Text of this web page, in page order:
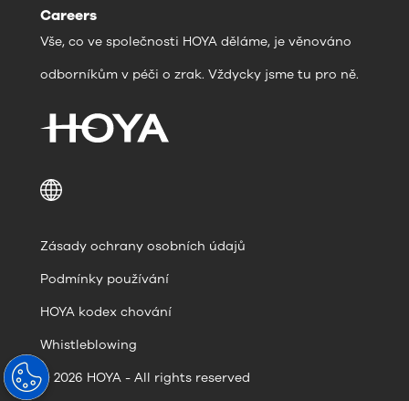
Careers
Vše, co ve společnosti HOYA děláme, je věnováno
odborníkům v péči o zrak. Vždycky jsme tu pro ně.
© 2026 HOYA - All rights reserved
Zásady ochrany osobních údajů
Podmínky používání
HOYA kodex chování
Whistleblowing